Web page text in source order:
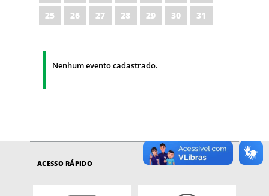
25
26 27 28 29 30 31
Nenhum evento cadastrado.
ACESSO RÁPIDO